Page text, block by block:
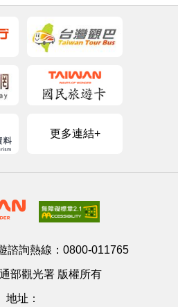
更多連結+
諮詢熱線： 0800-011765
部觀光署 版權所有
地址：